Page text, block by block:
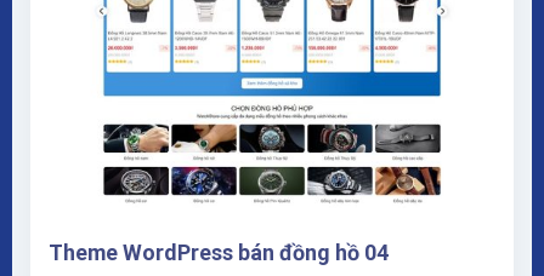
Theme WordPress bán đồng hồ 04